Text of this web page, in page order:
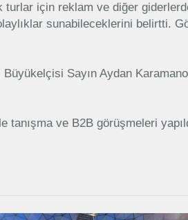
turlar için reklam ve diğer
sunabileceklerini belirtti.
Sayın Aydan
tanışma ve B2B görüşmeleri